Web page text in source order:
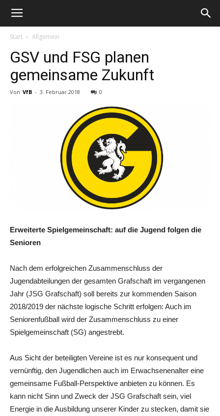
Start Allgemein
GSV und FSG planen
gemeinsame Zukunft
Von VfB - 3. Februar 2018 0
Erweiterte Spielgemeinschaft: auf die Jugend folgen die
Senioren
Nach dem erfolgreichen Zusammenschluss der
Jugendabteilungen der gesamten Grafschaft im vergangenen
Jahr (JSG Grafschaft) soll bereits zur kommenden Saison
2018/2019 der nächste logische Schritt erfolgen: Auch im
Seniorenfußball wird der Zusammenschluss zu einer
Spielgemeinschaft (SG) angestrebt.
Aus Sicht der beteiligten Vereine ist es nur konsequent und
vernünftig, den Jugendlichen auch im Erwachsenenalter eine
gemeinsame Fußball-Perspektive anbieten zu können. Es
kann nicht Sinn und Zweck der JSG Grafschaft sein, viel
Energie in die Ausbildung unserer Kinder zu stecken, damit sie